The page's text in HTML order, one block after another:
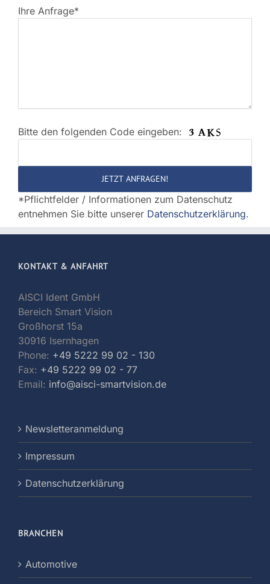
Ihre Anfrage*
Bitte
Feld
leer.
Bitte den folgenden Code eingeben:
*Pflichtfelder / Informationen zum Datenschutz
entnehmen Sie bitte unserer Datenschutzerklärung.
KONTAKT & ANFAHRT
AISCI Ident GmbH
Bereich Smart Vision
Großhorst 15a
30916 Isernhagen
Phone: +49 5222 99 02 - 130
Fax: +49 5222 99 02 - 77
Email: info@aisci-smartvision.de
Newsletteranmeldung
Impressum
Datenschutzerklärung
BRANCHEN
Automotive